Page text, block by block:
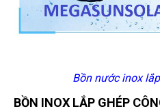
Bồn nước inox
BỒN INOX LẮP GHÉP